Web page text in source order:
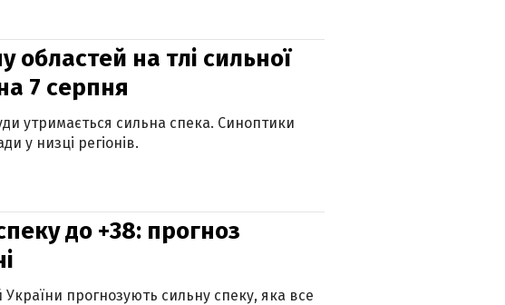
областей на тлі сильної
7 серпня
утримається сильна спека. Синоптики
у низці регіонів.
до +38: прогноз
України прогнозують сильну спеку, яка все